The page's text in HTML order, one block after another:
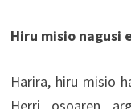
Hiru misio nagusi
Harira, hiru misio
Herri osoaren